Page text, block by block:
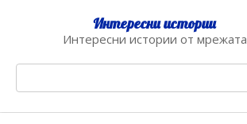
Интересни истории
Интересни истории от мрежата